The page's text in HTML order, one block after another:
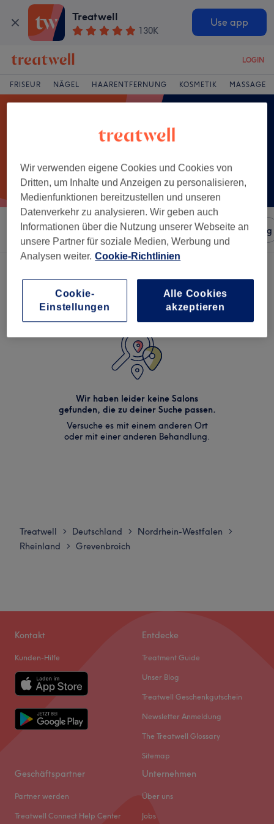
Treatwell
130K
Use app
LOGIN
FRISEUR NÄGEL HAARENTFERNUNG KOSMETIK MASSAGE
Sortieren nach Salons Expressangebote Bewertung
Wir haben leider keine Salons
gefunden, die zu deiner Suche passen.
Versuche es mit einem anderen Ort
oder mit einer anderen Behandlung.
Treatwell > Deutschland > Nordrhein-Westfalen >
Rheinland > Grevenbroich
Kontakt
Kunden-Hilfe
Entdecke
Treatment Guide
Unser Blog
Treatwell Geschenkgutschein
Newsletter Anmeldung
The Treatwell Glossary
Sitemap
Geschäftspartner
Partner werden
Treatwell Connect Help Center
Unternehmen
Über uns
Jobs
Wir verwenden eigene Cookies und Cookies von
Dritten, um Inhalte und Anzeigen zu personalisieren,
Medienfunktionen bereitzustellen und unseren
Datenverkehr zu analysieren. Wir geben auch
Informationen über die Nutzung unserer Webseite an
unsere Partner für soziale Medien, Werbung und
Analysen weiter. Cookie-Richtlinien
Cookie-
Einstellungen
Alle Cookies
akzeptieren